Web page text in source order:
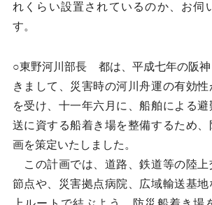
れくらい設置されているのか、お伺
す。
○東野河川部長 都は、平成七年の阪神
きまして、災害時の河川舟運の有効性
を受け、十一年六月に、船舶による
送に資する船着き場を整備するため
画を策定いたしました。
この計画では、道路、鉄道等の陸上
節点や、災害拠点病院、広域輸送基